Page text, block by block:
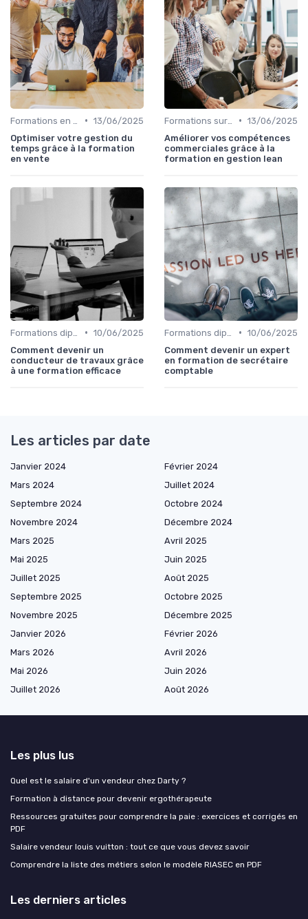
• 13/06/2025
Optimiser votre gestion du
temps grâce à la formation
en vente
• 13/06/2025
Améliorer vos compétences
commerciales grâce à la
formation en gestion lean
• 10/06/2025
Comment devenir un
conducteur de travaux grâce
à une formation efficace
• 10/06/2025
Comment devenir un expert
en formation de secrétaire
comptable
Les articles par date
Janvier 2024
Février 2024
Mars 2024
Juillet 2024
Septembre 2024
Octobre 2024
Novembre 2024
Décembre 2024
Mars 2025
Avril 2025
Mai 2025
Juin 2025
Juillet 2025
Août 2025
Septembre 2025
Octobre 2025
Novembre 2025
Décembre 2025
Janvier 2026
Février 2026
Mars 2026
Avril 2026
Mai 2026
Juin 2026
Juillet 2026
Août 2026
Les plus lus
Quel est le salaire d'un vendeur chez Darty ?
Formation à distance pour devenir ergothérapeute
Ressources gratuites pour comprendre la paie : exercices et corrigés en
PDF
Salaire vendeur louis vuitton : tout ce que vous devez savoir
Comprendre la liste des métiers selon le modèle RIASEC en PDF
Les derniers articles